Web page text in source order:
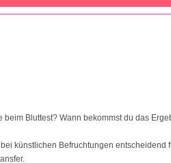
Bluttest? Wann bekommst du das
künstlichen Befruchtungen entscheidend